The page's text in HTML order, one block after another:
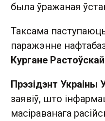
была ўражаная
Таксама
паражэнне
Кургане
Прэзідэнт Украіны
заявіў, што
масіраванага